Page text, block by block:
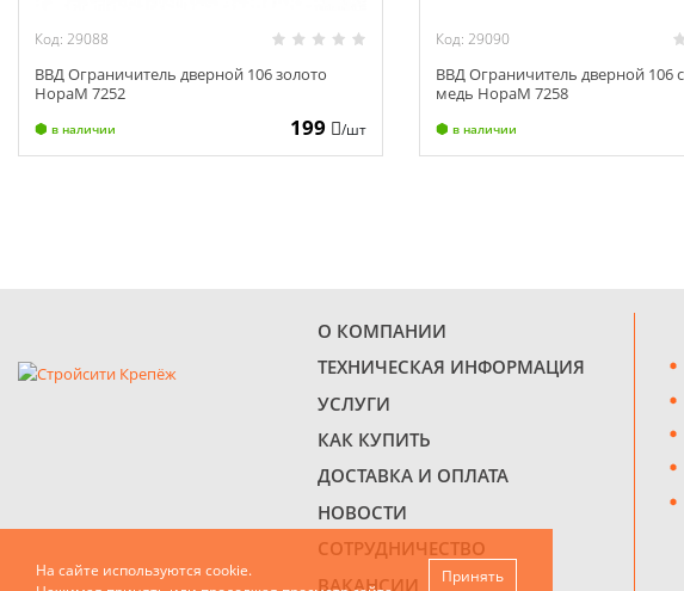
Код: 29088
ВВД Ограничитель дверной 106 золото
НораМ 7252
в наличии 199 /шт
Код: 29090
ВВД Ограничитель дверной 106
медь НораМ 7258
в наличии
О КОМПАНИИ
ТЕХНИЧЕСКАЯ ИНФОРМАЦИЯ
УСЛУГИ
КАК КУПИТЬ
ДОСТАВКА И ОПЛАТА
НОВОСТИ
СОТРУДНИЧЕСТВО
ВАКАНСИИ
На сайте используются cookie.
Принять